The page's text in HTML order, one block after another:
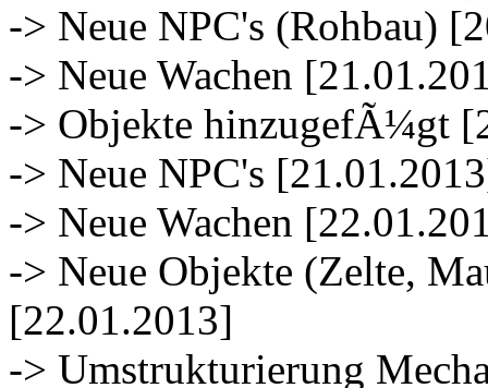
-> Neue NPC's (Rohbau)
-> Neue Wachen
-> Objekte hinzugefÃ¼gt
-> Neue NPC's
-> Neue Wachen
-> Neue Objekte (Zelte,
[22.01.2013]
-> Umstrukturierung